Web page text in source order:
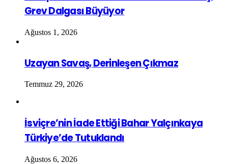
Grev Dalgası Büyüyor
Ağustos 1, 2026
Uzayan Savaş, Derinleşen Çıkmaz
Temmuz 29, 2026
İsviçre’nin İade Ettiği Bahar Yalçınkaya
Türkiye’de Tutuklandı
Ağustos 6, 2026